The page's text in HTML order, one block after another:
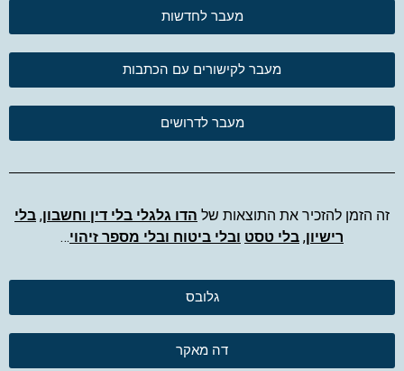
מעבר לחדשות
מעבר לקישורים עם הכתבות
מעבר לדרושים
זה הזמן להזכיר את התוצאות של הדו גלגלי בלי דין וחשבון, בלי
רישיון, בלי טסט ובלי ביטוח ובלי מספר זיהוי…
גלובס
דה מאקר